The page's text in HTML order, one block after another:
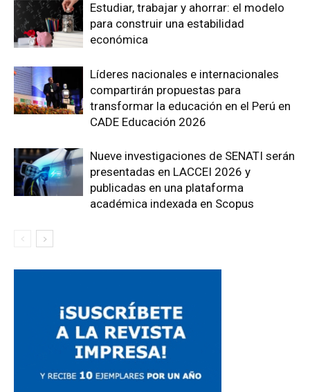
Estudiar, trabajar y ahorrar: el modelo
para construir una estabilidad
económica
Líderes nacionales e internacionales
compartirán propuestas para
transformar la educación en el Perú en
CADE Educación 2026
Nueve investigaciones de SENATI serán
presentadas en LACCEI 2026 y
publicadas en una plataforma
académica indexada en Scopus